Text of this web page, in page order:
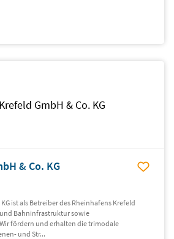
GmbH & Co. KG
& Co. KG
ist als Betreiber des Rheinhafens Krefeld
Bahninfrastruktur sowie
fördern und erhalten die trimodale
und Str...